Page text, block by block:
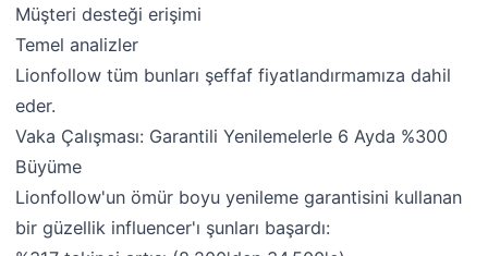
Müşteri desteği erişimi
Temel analizler
Lionfollow tüm bunları şeffaf fiyatlandırmamıza dahil
eder.
Vaka Çalışması: Garantili Yenilemelerle 6 Ayda %300
Büyüme
Lionfollow'un ömür boyu yenileme garantisini kullanan
bir güzellik influencer'ı şunları başardı: